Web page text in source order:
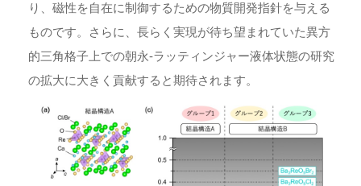
り、磁性を自在に制御するための物質開発指針を与える
ものです。さらに、長らく実現が待ち望まれていた異方
的三角格子上での朝永-ラッティンジャー液体状態の研究
の拡大に大きく貢献すると期待されます。